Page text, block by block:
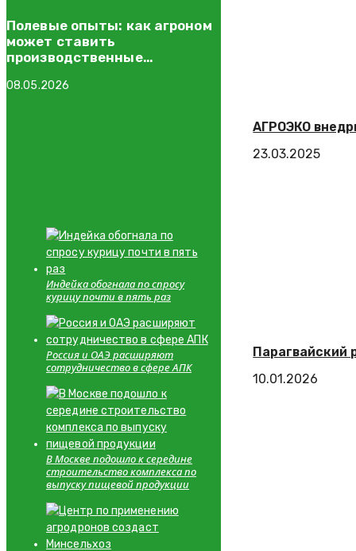
АГРОЭКО
23.03.2025
Парагвайский
10.01.2026
Полевые опыты: как агроном
может ставить
производственные
08.05.2026
Индейка обогнала по спросу
курицу почти в пять раз
Россия и ОАЭ расширяют
сотрудничество в сфере АПК
В Москве подошло к середине
строительство комплекса по
выпуску пищевой продукции